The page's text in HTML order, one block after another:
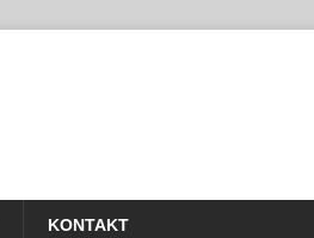
KONTAKT